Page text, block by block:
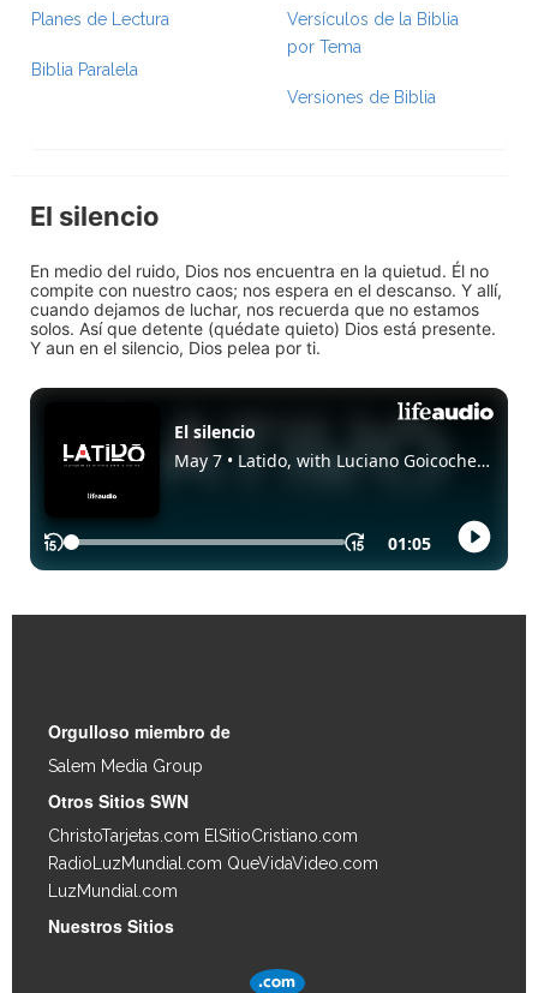
Planes de Lectura
Biblia Paralela
Versículos de la Biblia
por Tema
Versiones de Biblia
El silencio
En medio del ruido, Dios nos encuentra en la quietud. Él no
compite con nuestro caos; nos espera en el descanso. Y allí,
cuando dejamos de luchar, nos recuerda que no estamos
solos. Así que detente (quédate quieto) Dios está presente.
Y aun en el silencio, Dios pelea por ti.
Orgulloso miembro de
Salem Media Group
Otros Sitios SWN
ChristoTarjetas.com ElSitioCristiano.com
RadioLuzMundial.com QueVidaVideo.com
LuzMundial.com
Nuestros Sitios